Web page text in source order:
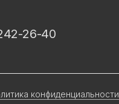
26-40
конфиденциальности